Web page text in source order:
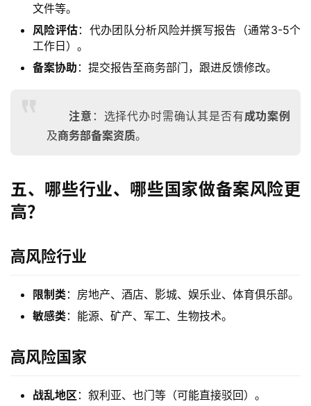
页
跨
资
公
文件等。
风险评估：代办团队分析风险并撰写报告（通常3-5个
工作日）。
备案协助 ：提交报告至商务部门，跟进反馈修改。
注意 ：选择代办时需确认其是否有成功案例
及商务部备案资质。
五、哪些行业、哪些国家做备案风险更
高？
高风险行业
限制类：房地产、酒店、影城、娱乐业、体育俱乐部。
敏感类：能源、矿产、军工、生物技术。
高风险国家
战乱地区 ：叙利亚、也门等（可能直接驳回）。